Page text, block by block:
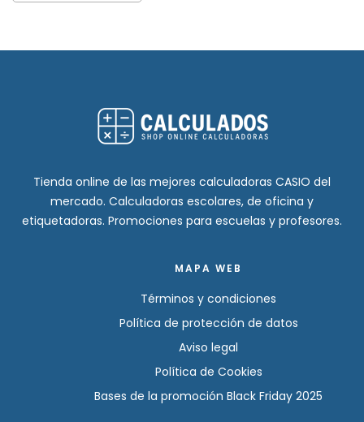
Tienda online de las mejores calculadoras CASIO del
mercado. Calculadoras escolares, de oficina y
etiquetadoras. Promociones para escuelas y profesores.
MAPA WEB
Términos y condiciones
Política de protección de datos
Aviso legal
Política de Cookies
Bases de la promoción Black Friday 2025